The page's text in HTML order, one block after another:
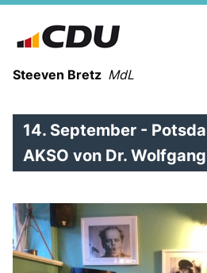
Steeven Bretz MdL
MEIN
14. September -
AKSO von Dr.